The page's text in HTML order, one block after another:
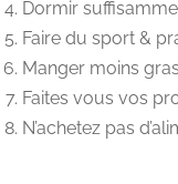
Dormir
Faire du sport &
Manger moins
Faites vous vos
N’achetez pas